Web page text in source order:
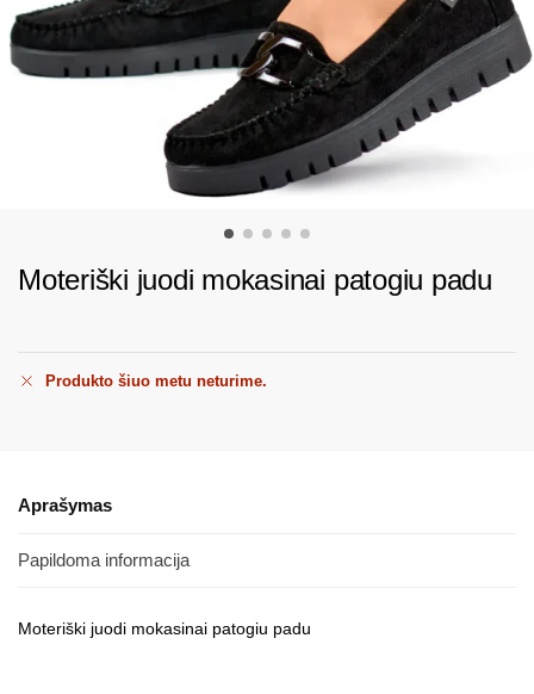
Moteriški juodi mokasinai patogiu padu
Produkto šiuo metu neturime.
Aprašymas
Papildoma informacija
Moteriški juodi mokasinai patogiu padu